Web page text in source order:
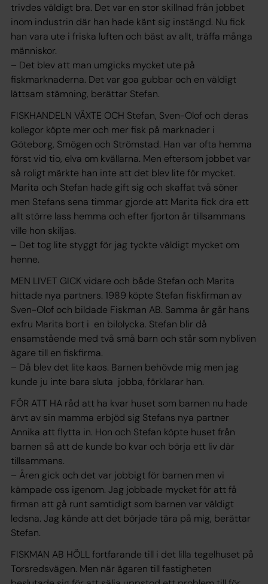
trivdes väldigt bra. Det var en stor skillnad från jobbet
inom industrin där han hade känt sig instängd. Nu fick
han vara ute i friska luften och bäst av allt, träffa många
människor.
– Det blev att man umgicks mycket ute på
fiskmarknaderna. Det var goa gubbar och en väldigt
lättsam stämning, berättar Stefan.
FISKHANDELN VÄXTE OCH Stefan, Sven-Olof och deras
kollegor köpte mer och mer fisk på marknader i
Göteborg, Smögen och Strömstad. Han var ofta hemma
först vid tio, elva om kvällarna. Men eftersom jobbet var
så roligt märkte han inte att det blev lite för mycket.
Marita och Stefan hade gift sig och skaffat två söner
men Stefans sena timmar gjorde att Marita fick dra ett
allt större lass hemma och efter fjorton år tillsammans
ville hon skiljas.
– Det tog lite styggt för jag tyckte väldigt mycket om
henne.
MEN LIVET GICK vidare och både Stefan och Marita
hittade nya partners. 1989 köpte Stefan fiskfirman av
Sven-Olof och bildade Fiskman AB. Samma år går hans
exfru Marita bort i en bilolycka. Stefan blir då
ensamstående med två små barn och står som nybliven
ägare till en fiskfirma.
– Då blev det lite kaos. Barnen behövde mig men jag
kunde ju inte bara sluta jobba, förklarar han.
FÖR ATT HA råd att ha kvar huset som barnen nu hade
ärvt av sin mamma erbjöd sig Stefans nya partner
Annika att flytta in. Hon och Stefan köpte huset från
barnen så att de kunde bo kvar och börja ett liv där
tillsammans.
– Åren gick och det var jobbigt för barnen men vi
kämpade oss igenom. Jag jobbade mycket för att få
firman att gå runt samtidigt som barnen var väldigt
ledsna. Jag kände att det började tära på mig, berättar
Stefan.
FISKMAN AB HÖLL fortfarande till i det lilla tegelhuset på
Torsredsvägen. Men när ägaren till fastigheten